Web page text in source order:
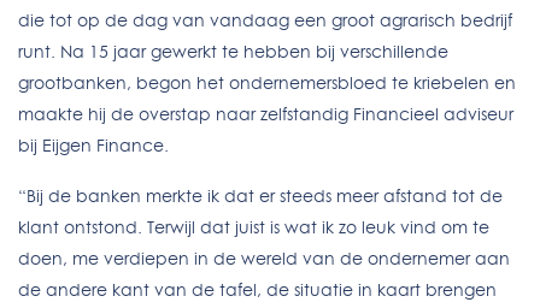
die tot op de dag van vandaag een groot agrarisch bedrijf
runt. Na 15 jaar gewerkt te hebben bij verschillende
grootbanken, begon het ondernemersbloed te kriebelen en
maakte hij de overstap naar zelfstandig Financieel adviseur
bij Eijgen Finance.
“Bij de banken merkte ik dat er steeds meer afstand tot de
klant ontstond. Terwijl dat juist is wat ik zo leuk vind om te
doen, me verdiepen in de wereld van de ondernemer aan
de andere kant van de tafel, de situatie in kaart brengen